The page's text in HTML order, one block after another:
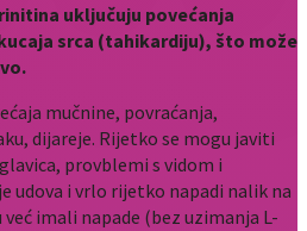
uključuju povećanja
srca (tahikardiju), što može
mučnine, povraćanja,
dijareje. Rijetko se mogu javiti
provblemi s vidom i
udova i vrlo rijetko napadi nalik na
imali napade (bez uzimanja L-